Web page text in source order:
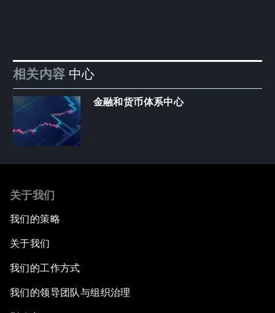
相关内容 中心
金融和货币体系中心
关于我们
我们的策略
关于我们
我们的工作方式
我们的领导团队与组织治理